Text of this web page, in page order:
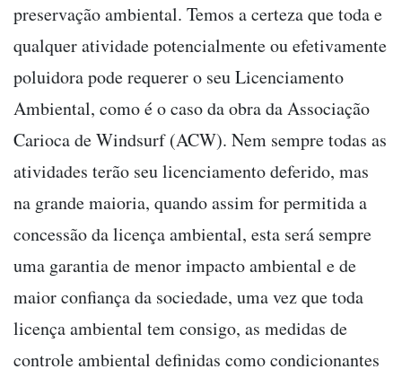
preservação ambiental. Temos a certeza que toda e
qualquer atividade potencialmente ou efetivamente
poluidora pode requerer o seu Licenciamento
Ambiental, como é o caso da obra da Associação
Carioca de Windsurf (ACW). Nem sempre todas as
atividades terão seu licenciamento deferido, mas
na grande maioria, quando assim for permitida a
concessão da licença ambiental, esta será sempre
uma garantia de menor impacto ambiental e de
maior confiança da sociedade, uma vez que toda
licença ambiental tem consigo, as medidas de
controle ambiental definidas como condicionantes